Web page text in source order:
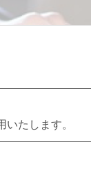
たします。